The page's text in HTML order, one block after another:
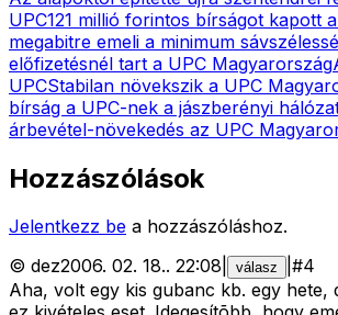
UPC121 millió forintos bírságot kapott
megabitre emeli a minimum
előfizetésnél tart a UPC Magyarország
UPCStabilan növekszik a UPC
bírság a UPC-nek a jászberényi
árbevétel-növekedés az UPC
Hozzászólások
Jelentkezz be a hozzászóláshoz.
© dez2006. 02. 18.. 22:08 válasz #4
Aha, volt egy kis gubanc kb. egy hete,